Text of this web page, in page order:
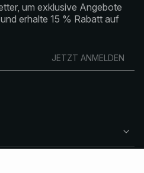
um exklusive Angebote
erhalte 15 % Rabatt auf
JETZT ANMELDEN